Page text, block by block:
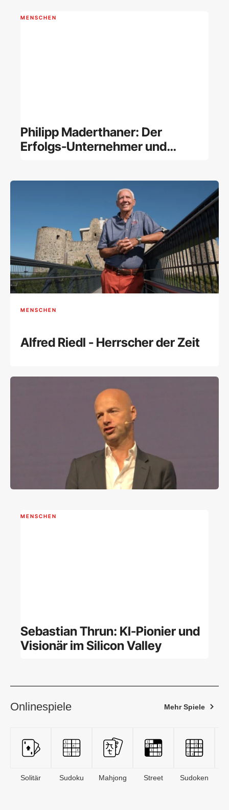
MENSCHEN
Philipp Maderthaner: Der
Erfolgs-Unternehmer und
MENSCHEN
Alfred Riedl - Herrscher der Zeit
MENSCHEN
Sebastian Thrun: KI-Pionier und
Visionär im Silicon Valley
Onlinespiele Mehr Spiele
Solitär Sudoku Mahjong Street Sudoken